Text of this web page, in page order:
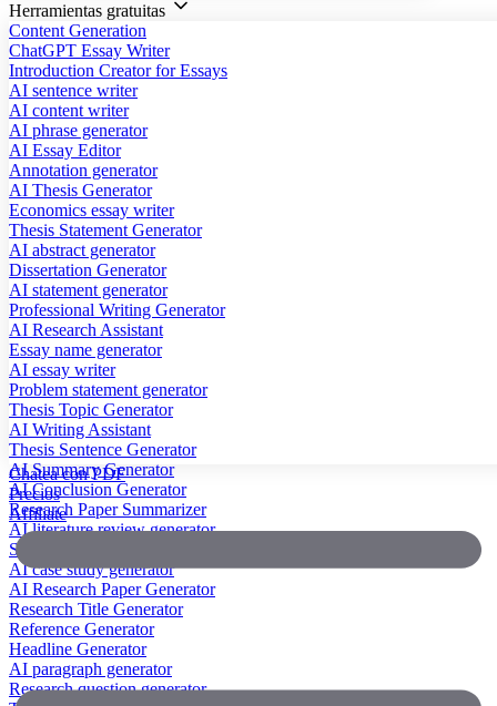
Herramientas gratuitas
Content Generation
ChatGPT Essay Writer
Introduction Creator for Essays
AI sentence writer
AI content writer
AI phrase generator
AI Essay Editor
Annotation generator
AI Thesis Generator
Economics essay writer
Thesis Statement Generator
AI abstract generator
Dissertation Generator
AI statement generator
Professional Writing Generator
AI Research Assistant
Essay name generator
AI essay writer
Problem statement generator
Thesis Topic Generator
AI Writing Assistant
Thesis Sentence Generator
AI Summary Generator
AI Conclusion Generator
Research Paper Summarizer
AI literature review generator
Scientific Paper Summarizer
AI case study generator
AI Research Paper Generator
Research Title Generator
Reference Generator
Headline Generator
AI paragraph generator
Research question generator
Chatea con PDF
Precios
Affiliate